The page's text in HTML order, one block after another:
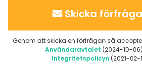
Skicka
Genom att skicka en förfrågan så
Användaravtalet (2024-10-
Integritetspolicyn (2021-02-